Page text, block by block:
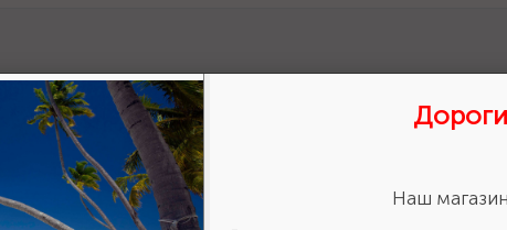
Напильник круглый для заточки цепных пил - 1 шт.
Зубр
4606373125805
1650-20-4.8
Наш